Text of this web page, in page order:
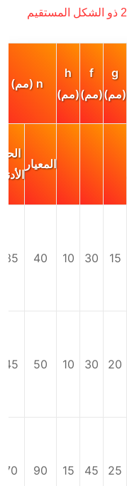
g
(مم)
f
(مم)
h
(مم)
n (مم)
المعيار
الحد
15
30
10
40
35
20
30
10
50
45
25
45
15
90
70